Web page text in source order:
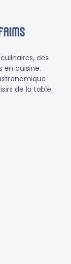
des
en cuisine.
de la table.